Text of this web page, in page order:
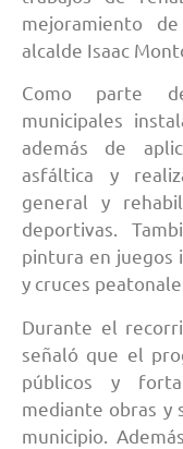
mejoramiento
alcalde Isaac
Como parte
municipales
además de
asfáltica y
general y
deportivas.
pintura en juegos
y cruces
Durante el
señaló que el
públicos y
mediante obras y
municipio.